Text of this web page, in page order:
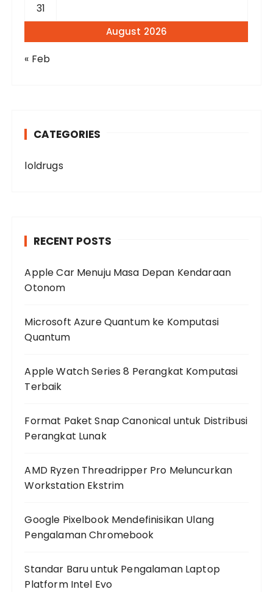
August 2026
31
« Feb
CATEGORIES
loldrugs
RECENT POSTS
Apple Car Menuju Masa Depan Kendaraan
Otonom
Microsoft Azure Quantum ke Komputasi
Quantum
Apple Watch Series 8 Perangkat Komputasi
Terbaik
Format Paket Snap Canonical untuk Distribusi
Perangkat Lunak
AMD Ryzen Threadripper Pro Meluncurkan
Workstation Ekstrim
Google Pixelbook Mendefinisikan Ulang
Pengalaman Chromebook
Standar Baru untuk Pengalaman Laptop
Platform Intel Evo